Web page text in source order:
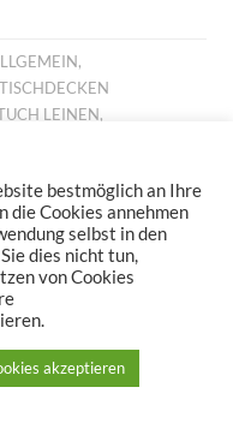
,
TISCHDECKEN
LEINEN,
TISCHWÄSCHE,
TISCHTUCH,
SANDER
TISCHDECKEN
TISCHTÜCHER
BASKET FRÜHLING
BASKET
,AUFLEGER GOBELIN
bestmöglich an Ihre
die Cookies annehmen
selbst in den
dies nicht tun,
von Cookies
akzeptieren